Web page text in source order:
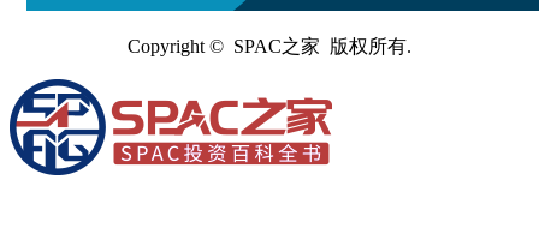
Copyright © SPAC之家 版权所有.